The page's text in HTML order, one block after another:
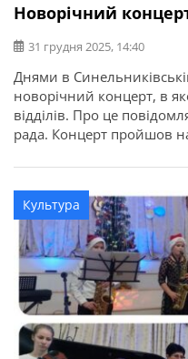
Новорічний
31 грудня 2025, 14:40
Днями в
новорічний концерт, в
відділів. Про це
рада. Концерт пройшов
музики. Традиційною
робіт учнів класу
викладачам та юним
та яскраве привітання з […]
Культура